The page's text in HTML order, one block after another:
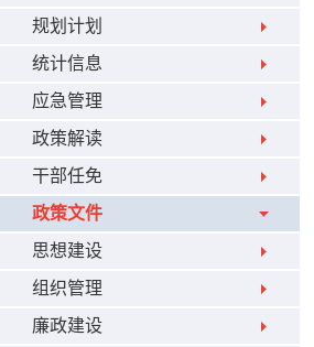
规划计划
统计信息
应急管理
政策解读
干部任免
政策文件
思想建设
组织管理
廉政建设